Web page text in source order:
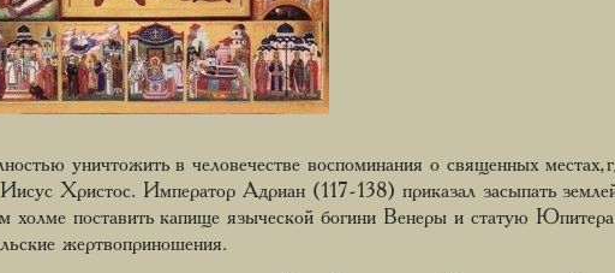
уничтожить в человечестве воспоминания о священных местах,
Христос. Император Адриан (117-138) приказал засыпать
холме поставить капище языческой богини Венеры и статую
жертвоприношения.